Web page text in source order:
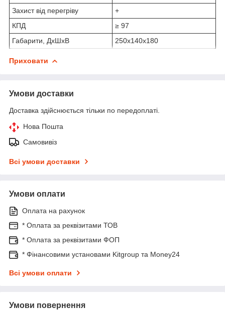
Захист від перегріву
+
КПД
≥ 97
Габарити, ДхШхВ
250х140х180
Приховати
Умови доставки
Доставка здійснюється тільки по передоплаті.
Нова Пошта
Самовивіз
Всі умови доставки
Умови оплати
Оплата на рахунок
* Оплата за реквізитами ТОВ
* Оплата за реквізитами ФОП
* Фінансовими установами Kitgroup та Money24
Всі умови оплати
Умови повернення